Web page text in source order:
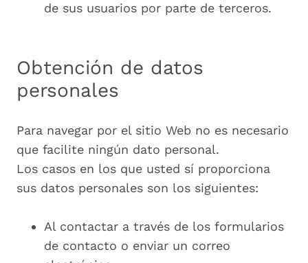
de sus usuarios por parte de terceros.
Obtención de datos
personales
Para navegar por el sitio Web no es necesario
que facilite ningún dato personal.
Los casos en los que usted sí proporciona
sus datos personales son los siguientes:
Al contactar a través de los formularios
de contacto o enviar un correo